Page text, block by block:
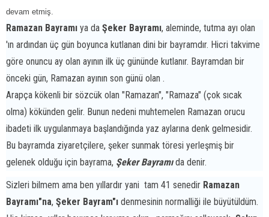
devam etmiş.
Ramazan Bayramı ya da Şeker Bayramı, aleminde, tutma ayı olan
'ın ardından üç gün boyunca kutlanan dini bir bayramdır. Hicri takvime
göre onuncu ay olan ayının ilk üç gününde kutlanır. Bayramdan bir
önceki gün, Ramazan ayının son günü olan .
Arapça kökenli bir sözcük olan "Ramazan", "Ramaza" (çok sıcak
olma) kökünden gelir. Bunun nedeni muhtemelen Ramazan orucu
ibadeti ilk uygulanmaya başlandığında yaz aylarına denk gelmesidir.
Bu bayramda ziyaretçilere, şeker sunmak töresi yerleşmiş bir
gelenek olduğu için bayrama, Şeker Bayramıda denir.
Sizleri bilmem ama ben yıllardır yani tam 41 senedir Ramazan
Bayramı"na, Şeker Bayram"ı denmesinin normalliği ile büyütüldüm.